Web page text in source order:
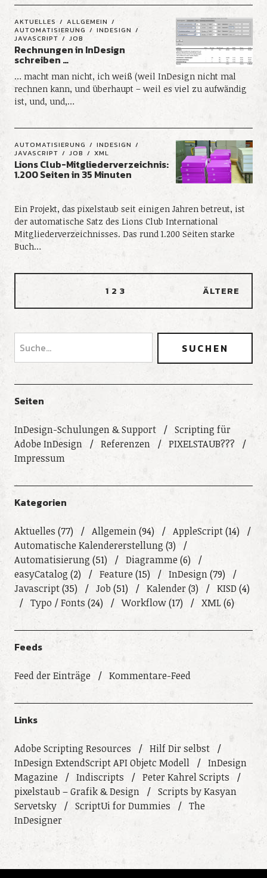
AKTUELLES
ALLGEMEIN
AUTOMATISIERUNG
INDESIGN
JAVASCRIPT
JOB
Rechnungen in InDesign
schreiben …
… macht man nicht, ich weiß (weil InDesign nicht mal
rechnen kann, und überhaupt – weil es viel zu aufwändig
ist, und, und,…
AUTOMATISIERUNG
INDESIGN
JAVASCRIPT
JOB XML
Lions Club-Mitgliederverzeichnis:
1.200 Seiten in 35 Minuten
Ein Projekt, das pixelstaub seit einigen Jahren betreut, ist
der automatische Satz des Lions Club International
Mitgliederverzeichnisses. Das rund 1.200 Seiten starke
Buch…
1 2 3 ÄLTERE
Seiten
InDesign-Schulungen & Support
Scripting für
Adobe InDesign
Referenzen
PIXELSTAUB???
Impressum
Kategorien
Aktuelles (77) Allgemein(94) AppleScript(14)
Automatische Kalendererstellung (3)
Automatisierung (51) Diagramme (6)
easyCatalog (2) Feature (15) InDesign(79)
Javascript(35) Job (51) Kalender (3) KISD (4)
Typo / Fonts (24) Workflow(17) XML(6)
Feeds
Feed der Einträge Kommentare-Feed
Links
Adobe Scripting Resources
Hilf Dir selbst
InDesign ExtendScript API Objetc Modell
InDesign
Magazine
Indiscripts
Peter Kahrel Scripts
pixelstaub – Grafik & Design
Scripts by Kasyan
Servetsky
ScriptUi for Dummies
The
InDesigner